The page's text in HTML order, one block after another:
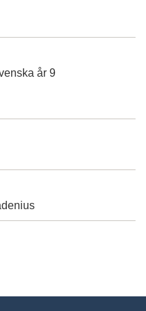
år 9